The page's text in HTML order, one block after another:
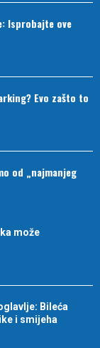
Isprobajte ove
Evo zašto to
od „najmanjeg
može
Bileća
i smijeha